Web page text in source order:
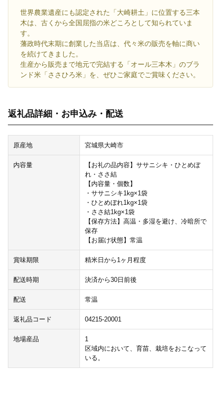
世界農業遺産にも認定された「大崎耕土」に位置する三本
木は、古くから全国屈指の米どころとして知られていま
す。
藩政時代末期に創業した当店は、代々米の販売を軸に商い
を続けてきました。
生産から販売まで地元で完結する「オール三本木」のブラ
ンド米「ささひろ米」を、ぜひご家庭でご賞味ください。
返礼品詳細・お申込み・配送
原産地 宮城県大崎市
内容量
【お礼の品内容】ササニシキ・ひとめぼ
れ・ささ結
【内容量・個数】
・ササニシキ1kg×1袋
・ひとめぼれ1kg×1袋
・ささ結1kg×1袋
【保存方法】高温・多湿を避け、冷暗所で
保存
【お届け状態】常温
賞味期限 精米日から1ヶ月程度
配送時期 決済から30日前後
配送 常温
返礼品コード 04215-20001
地場産品
1
区域内において、育苗、栽培をおこなって
いる。